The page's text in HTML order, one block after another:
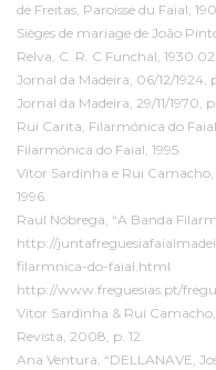
de Freitas, Paroisse du Faial,
Sièges de mariage de João
Relva, C. R. C Funchal,
Jornal da Madeira, 06/12/1924,
Jornal da Madeira, 29/11/1970,
Rui Carita, Filarmónica do
Filarmónica do Faial, 1995.
Vítor Sardinha e Rui
1996.
Raul Nóbrega, “A Banda
http://
filarmnica-do-faial.html
http://www.freguesias.pt/
Vítor Sardinha & Rui
Revista, 2008, p. 12.
Ana Ventura, “DELLANAVE,